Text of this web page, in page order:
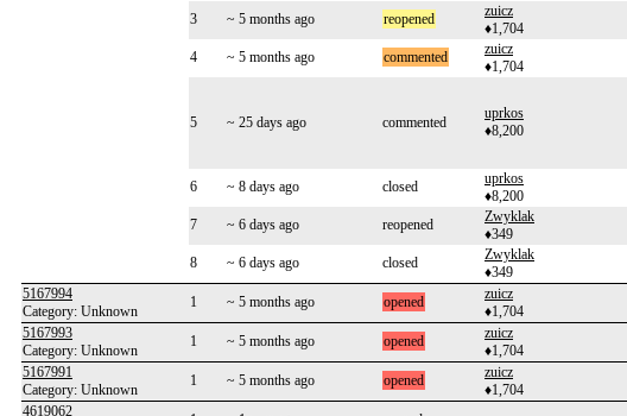
3 ~ 5 months ago reopened
zuicz
♦1,704
4
~ 5 months ago commented
zuicz
♦1,704
5 ~ 25 days ago commented
uprkos
♦8,200
6
~ 8 days ago closed
uprkos
♦8,200
7
~ 6 days ago reopened
Zwyklak
♦349
8
~ 6 days ago closed
Zwyklak
♦349
5167994
Category: Unknown
1 ~ 5 months ago opened
zuicz
♦1,704
5167993
Category: Unknown
1 ~ 5 months ago opened
zuicz
♦1,704
5167991
Category: Unknown
1 ~ 5 months ago opened
zuicz
♦1,704
4619062